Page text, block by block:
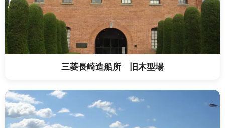
三菱長崎造船所 旧木型場